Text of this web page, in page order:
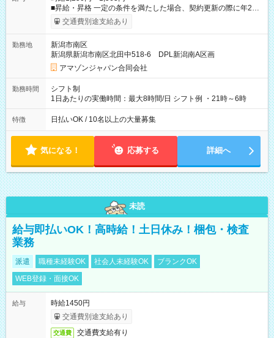
■昇給・昇格 一定の条件を満たした場合、契約更新の際に年2回
まで昇給の機会があります。 ■正社員登用制度あり ※月末締/翌
月25日支払い ※時間外手当、別途支給 ※深夜割増賃金 (22:00～
☆Amazon直雇用で安定して働けます！ 【試用期間】試用期間
あり 試用期間の長さ：1週間 雇用形態、給与は本採用時と同じ
です。
交通費別途支給あり
勤務地
新潟市南区
新潟県新潟市南区北田中518-6 DPL新潟南A区画
アマゾンジャパン合同会社
勤務時間
シフト制
1日あたりの実働時間：最大8時間/日 シフト例 ・21時～6時
特徴 日払いOK / 10名以上の大量募集
気になる！ 応募する 詳細へ
未読
給与即払いOK！高時給！土日休み！梱包・検査
業務
派遣 職種未経験OK 社会人未経験OK
ブランクOK
WEB登録・面接OK
給与
時給1450円
交通費別途支給あり
交通費 交通費支給有り